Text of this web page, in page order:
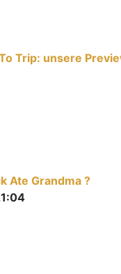
Trip: unsere
Ate Grandma ?